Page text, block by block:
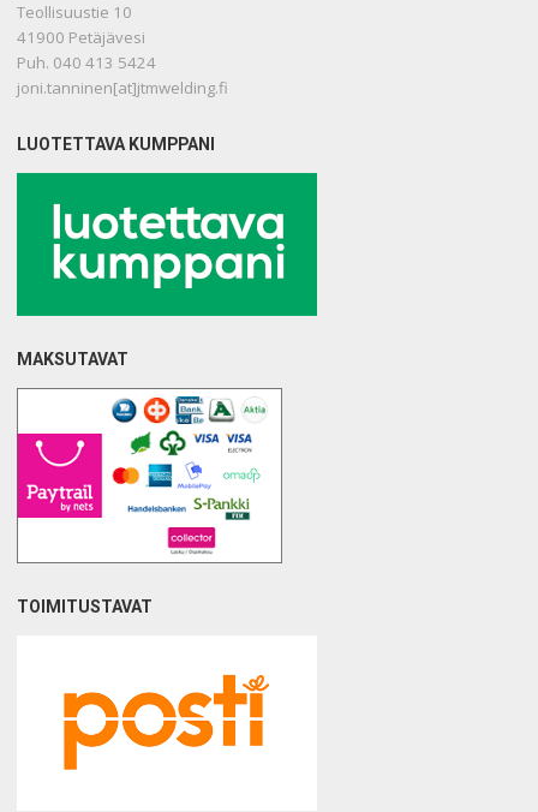
Teollisuustie 10
41900 Petäjävesi
Puh. 040 413 5424
joni.tanninen[at]jtmwelding.fi
LUOTETTAVA KUMPPANI
MAKSUTAVAT
TOIMITUSTAVAT